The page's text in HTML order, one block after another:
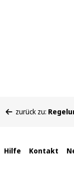
befinden
zurück zu:
Interne
Hilfe Kontakt